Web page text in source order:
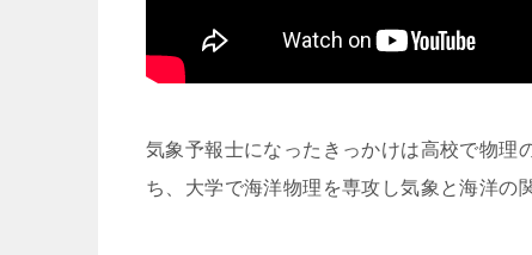
気象予報士になったきっかけは高校で物理
ち、大学で海洋物理を専攻し気象と海洋の